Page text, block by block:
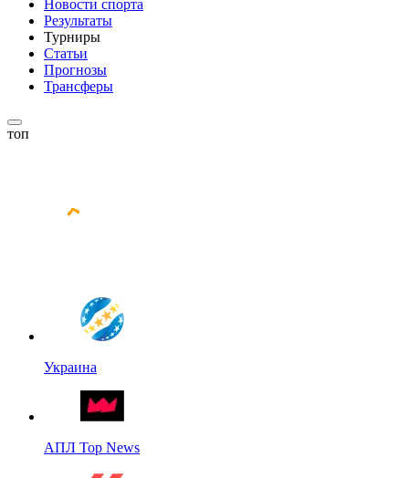
Новости спорта
Результаты
Турниры
Статьи
Прогнозы
Трансферы
топ
Украина
АПЛ Top News